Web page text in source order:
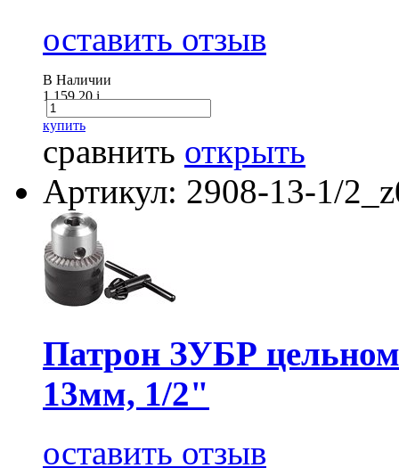
оставить отзыв
В Наличии
1 159.20i
купить
сравнить открыть
Артикул: 2908-13-1/
Патрон ЗУБР
13мм, 1/2"
оставить отзыв